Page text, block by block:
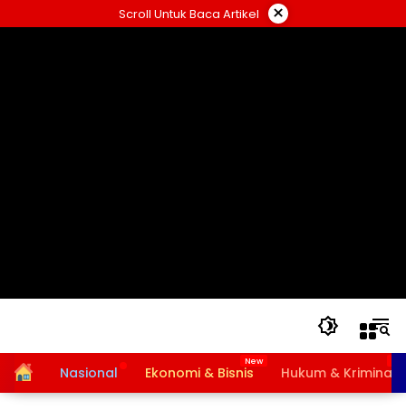
ke
Scroll Untuk Baca Artikel ×
HomeNasional Ekonomi & Bisnis Hukum & Kriminal